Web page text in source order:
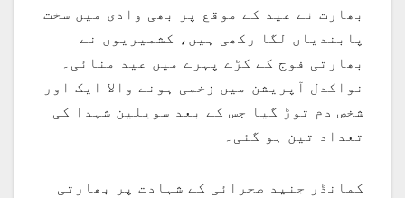
بھارت نے عید کے موقع پر بھی وادی میں سخت
پابندیاں لگا رکھی ہیں، کشمیریوں نے
بھارتی فوج کے کڑے پہرے میں عید منائی۔
نواکدل آپریشن میں زخمی ہونے والا ایک اور
شخص دم توڑ گیا جس کے بعد سویلین شہدا کی
تعداد تین ہو گئی۔
کمانڈر جنید صحرائی کے شہادت پر بھارتی